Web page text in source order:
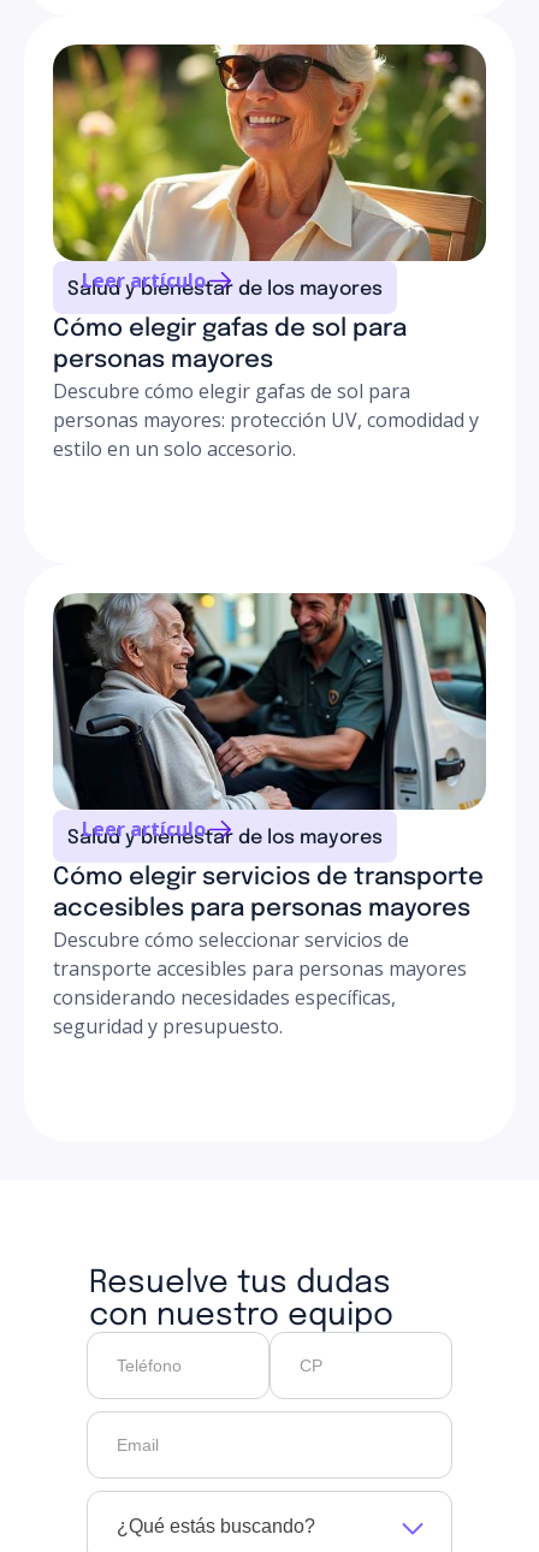
Salud y bienestar de los mayores
Cómo elegir gafas de sol para
personas mayores
Descubre cómo elegir gafas de sol para
personas mayores: protección UV, comodidad y
estilo en un solo accesorio.
Leer artículo
Salud y bienestar de los mayores
Cómo elegir servicios de transporte
accesibles para personas mayores
Descubre cómo seleccionar servicios de
transporte accesibles para personas mayores
considerando necesidades específicas,
seguridad y presupuesto.
Leer artículo
Resuelve tus dudas
con nuestro equipo
¿Qué estás buscando?